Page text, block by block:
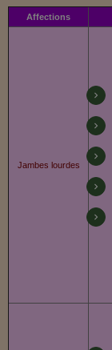
Affections
Jambes lourdes